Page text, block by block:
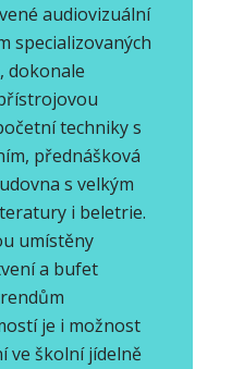
audiovizuální
specializovaných
dokonale
techniky s
přednášková
s velkým
i beletrie.
umístěny
a bufet
je i možnost
ve školní jídelně